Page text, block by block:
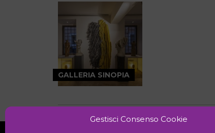
Gestisci Consenso Cookie
GALLERIA SINOPIA